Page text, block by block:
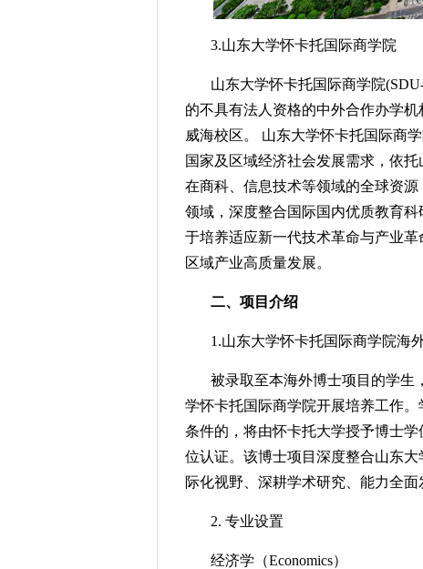
3.山东大学怀卡托国际商学院
山东大学怀卡托国际商学院
的不具有法人资格的中外合作办学
威海校区。 山东大学怀卡托国际商
国家及区域经济社会发展需求，依
在商科、信息技术等领域的全球资源
领域，深度整合国际国内优质教育
于培养适应新一代技术革命与产业
区域产业高质量发展。
二、项目介绍
1.山东大学怀卡托国际商学院海
被录取至本海外博士项目的学生
学怀卡托国际商学院开展培养工作
条件的，将由怀卡托大学授予博士
位认证。该博士项目深度整合山东
际化视野、深耕学术研究、能力全面
2. 专业设置
经济学（Economics）